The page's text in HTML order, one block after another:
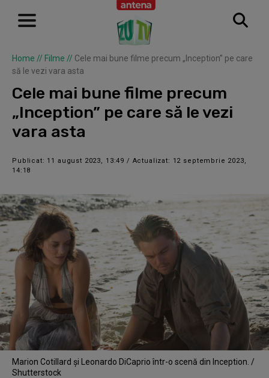
Home // Filme // Cele mai bune filme precum „Inception” pe care
să le vezi vara asta
Cele mai bune filme precum
„Inception” pe care să le vezi
vara asta
Publicat: 11 august 2023, 13:49 / Actualizat: 12 septembrie 2023,
14:18
Marion Cotillard și Leonardo DiCaprio într-o scenă din Inception. /
Shutterstock